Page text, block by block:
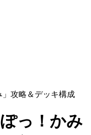
攻略＆デッキ構成
っ！かみ